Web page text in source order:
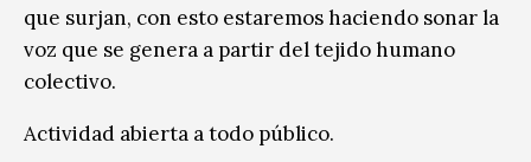
que surjan, con esto estaremos haciendo sonar la
voz que se genera a partir del tejido humano
colectivo.
Actividad abierta a todo público.